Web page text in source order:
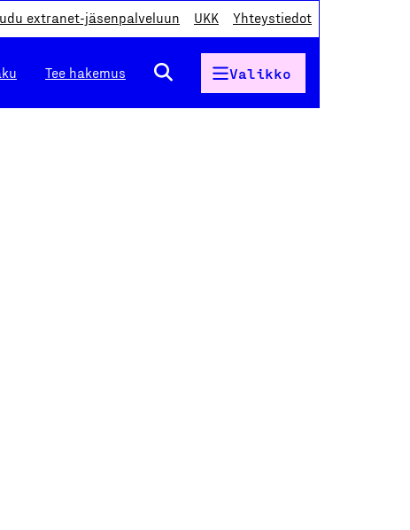
extranet-jäsenpalveluun UKK Yhteystiedot
Tee hakemus Valikko